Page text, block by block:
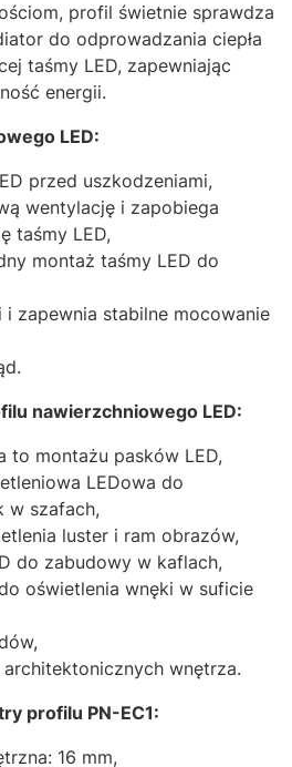
profil świetnie sprawdza
do odprowadzania ciepła
taśmy LED, zapewniając
energii.
LED:
przed uszkodzeniami,
wentylację i zapobiega
taśmy LED,
montaż taśmy LED do
i zapewnia stabilne mocowanie
nawierzchniowego LED:
to montażu pasków LED,
LEDowa do
w szafach,
luster i ram obrazów,
do zabudowy w kaflach,
oświetlenia wnęki w suficie
wnętrza.
profilu PN-EC1:
16 mm,